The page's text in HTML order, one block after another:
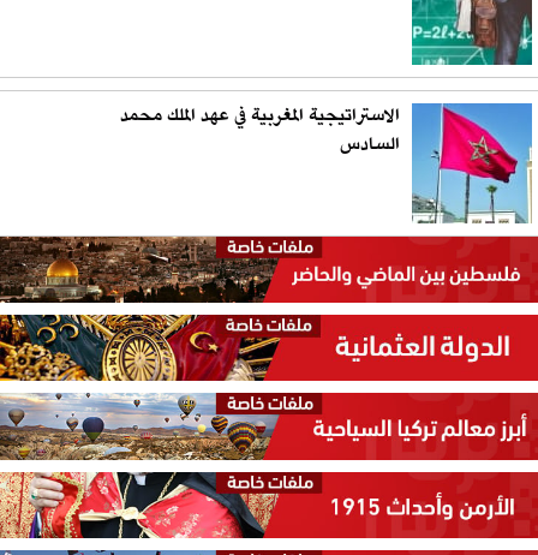
الاستراتيجية المغربية في عهد الملك محمد
السادس